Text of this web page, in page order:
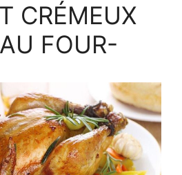
CRÉMEUX
FOUR-